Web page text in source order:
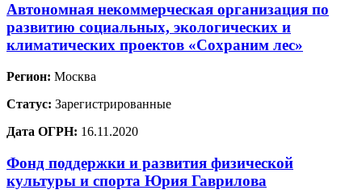
Автономная некоммерческая организация по
развитию социальных, экологических и
климатических проектов «Сохраним лес»
Регион: Москва
Статус: Зарегистрированные
Дата ОГРН: 16.11.2020
Фонд поддержки и развития физической
культуры и спорта Юрия Гаврилова